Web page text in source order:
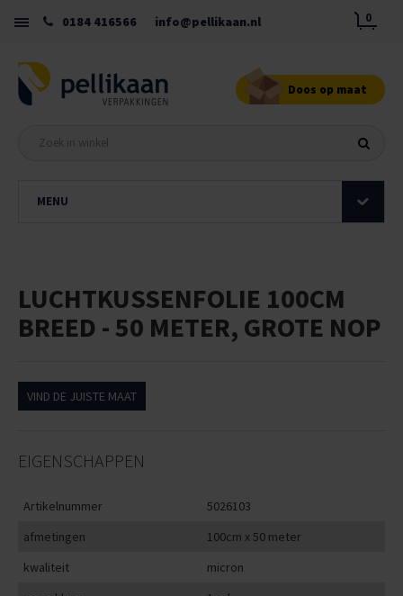
0184 416566 info@pellikaan.nl 0
Doos op maat
MENU
LUCHTKUSSENFOLIE 100CM
BREED - 50 METER, GROTE NOP
VIND DE JUISTE MAAT
EIGENSCHAPPEN
Artikelnummer
5026103
afmetingen
100cm x 50 meter
kwaliteit
micron